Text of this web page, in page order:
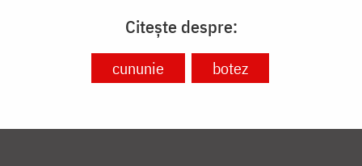
Citește despre:
cununie botez